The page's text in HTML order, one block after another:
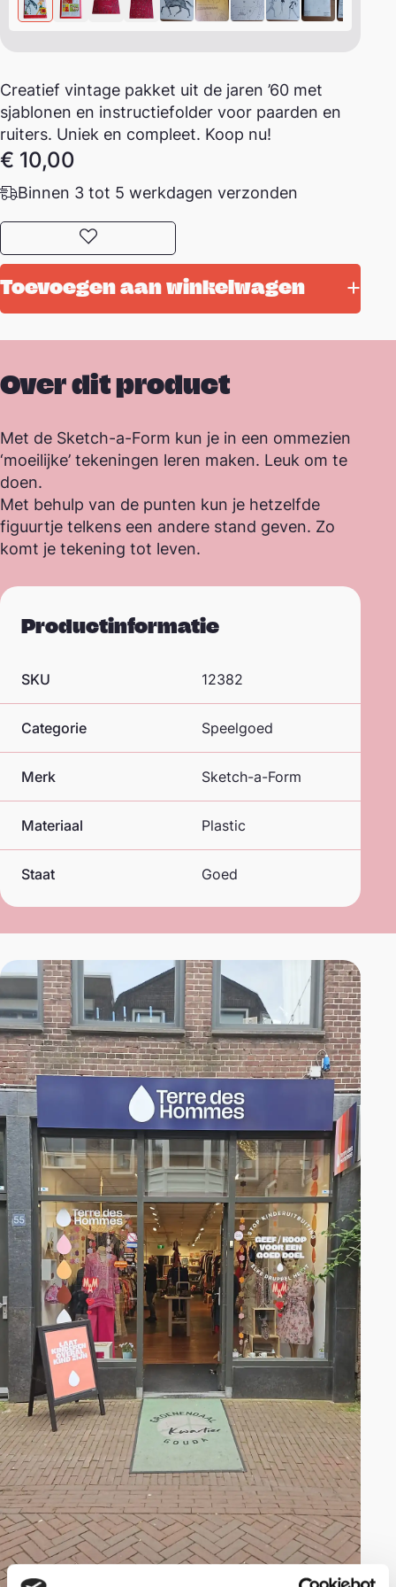
Creatief vintage pakket uit de jaren ’60 met
sjablonen en instructiefolder voor paarden en
ruiters. Uniek en compleet. Koop nu!
€ 10,00
Binnen 3 tot 5 werkdagen verzonden
Toevoegen aan favorieten
Toevoegen aan winkelwagen
Over dit product
Met de Sketch-a-Form kun je in een ommezien
‘moeilijke’ tekeningen leren maken. Leuk om te
doen.
Met behulp van de punten kun je hetzelfde
figuurtje telkens een andere stand geven. Zo
komt je tekening tot leven.
Productinformatie
SKU 12382
Categorie Speelgoed
Merk Sketch-a-Form
Materiaal Plastic
Staat Goed